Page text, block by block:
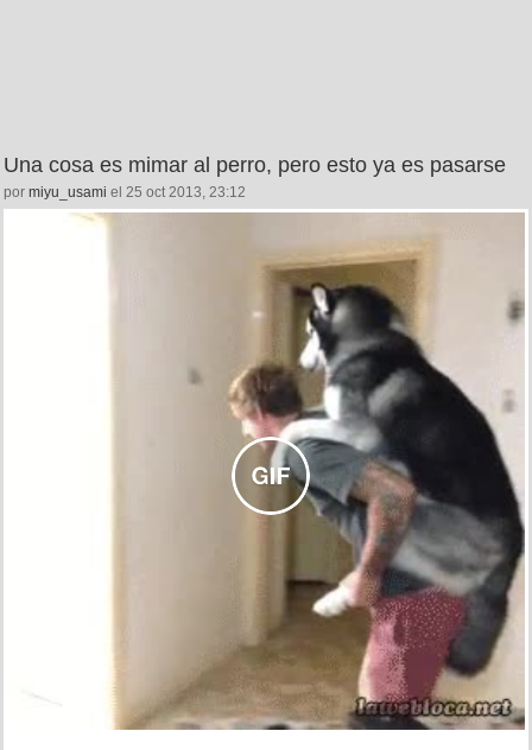
Una cosa es mimar al perro, pero esto ya es pasarse
por miyu_usami el 25 oct 2013, 23:12